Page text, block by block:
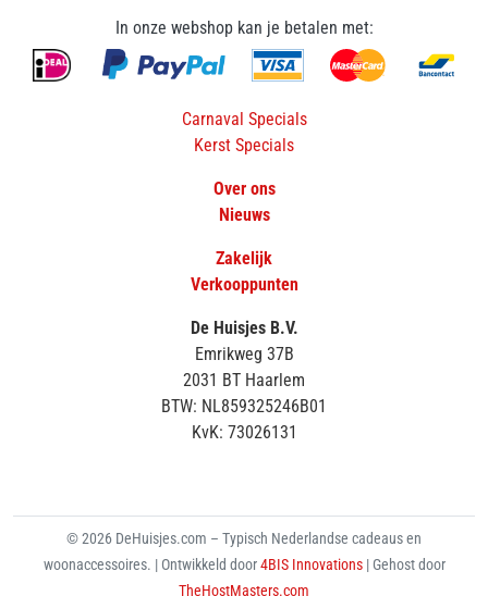
In onze webshop kan je betalen met:
Carnaval Specials
Kerst Specials
Over ons
Nieuws
Zakelijk
Verkooppunten
De Huisjes B.V.
Emrikweg 37B
2031 BT Haarlem
BTW: NL859325246B01
KvK: 73026131
© 2026 DeHuisjes.com – Typisch Nederlandse cadeaus en
woonaccessoires. | Ontwikkeld door4BIS Innovations | Gehost door
TheHostMasters.com